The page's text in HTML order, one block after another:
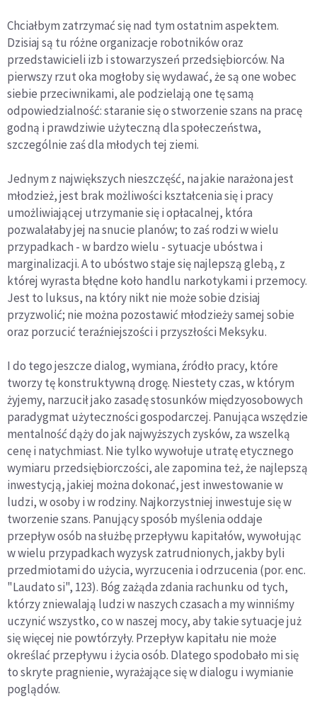
Chciałbym zatrzymać się nad tym ostatnim aspektem.
Dzisiaj są tu różne organizacje robotników oraz
przedstawicieli izb i stowarzyszeń przedsiębiorców. Na
pierwszy rzut oka mogłoby się wydawać, że są one wobec
siebie przeciwnikami, ale podzielają one tę samą
odpowiedzialność: staranie się o stworzenie szans na pracę
godną i prawdziwie użyteczną dla społeczeństwa,
szczególnie zaś dla młodych tej ziemi.
Jednym z największych nieszczęść, na jakie narażona jest
młodzież, jest brak możliwości kształcenia się i pracy
umożliwiającej utrzymanie się i opłacalnej, która
pozwalałaby jej na snucie planów; to zaś rodzi w wielu
przypadkach - w bardzo wielu - sytuacje ubóstwa i
marginalizacji. A to ubóstwo staje się najlepszą glebą, z
której wyrasta błędne koło handlu narkotykami i przemocy.
Jest to luksus, na który nikt nie może sobie dzisiaj
przyzwolić; nie można pozostawić młodzieży samej sobie
oraz porzucić teraźniejszości i przyszłości Meksyku.
I do tego jeszcze dialog, wymiana, źródło pracy, które
tworzy tę konstruktywną drogę. Niestety czas, w którym
żyjemy, narzucił jako zasadę stosunków międzyosobowych
paradygmat użyteczności gospodarczej. Panująca wszędzie
mentalność dąży do jak najwyższych zysków, za wszelką
cenę i natychmiast. Nie tylko wywołuje utratę etycznego
wymiaru przedsiębiorczości, ale zapomina też, że najlepszą
inwestycją, jakiej można dokonać, jest inwestowanie w
ludzi, w osoby i w rodziny. Najkorzystniej inwestuje się w
tworzenie szans. Panujący sposób myślenia oddaje
przepływ osób na służbę przepływu kapitałów, wywołując
w wielu przypadkach wyzysk zatrudnionych, jakby byli
przedmiotami do użycia, wyrzucenia i odrzucenia (por. enc.
"Laudato si", 123). Bóg zażąda zdania rachunku od tych,
którzy zniewalają ludzi w naszych czasach a my winniśmy
uczynić wszystko, co w naszej mocy, aby takie sytuacje już
się więcej nie powtórzyły. Przepływ kapitału nie może
określać przepływu i życia osób. Dlatego spodobało mi się
to skryte pragnienie, wyrażające się w dialogu i wymianie
poglądów.